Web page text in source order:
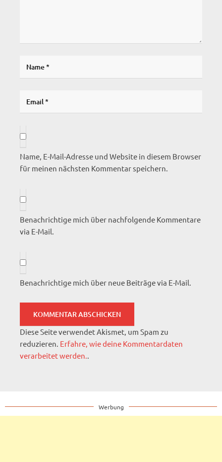
Name, E-Mail-Adresse und Website in diesem Browser
für meinen nächsten Kommentar speichern.
Benachrichtige mich über nachfolgende Kommentare
via E-Mail.
Benachrichtige mich über neue Beiträge via E-Mail.
Diese Seite verwendet Akismet, um Spam zu
reduzieren. Erfahre, wie deine Kommentardaten
verarbeitet werden..
Werbung